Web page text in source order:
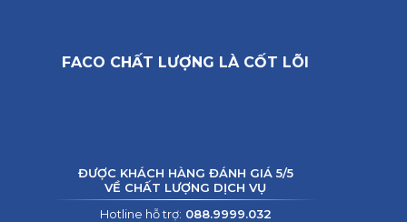
FACO CHẤT LƯỢNG LÀ CỐT LÕI
ĐƯỢC KHÁCH HÀNG ĐÁNH GIÁ 5/5
VỀ CHẤT LƯỢNG DỊCH VỤ
Hotline hỗ trợ: 088.9999.032